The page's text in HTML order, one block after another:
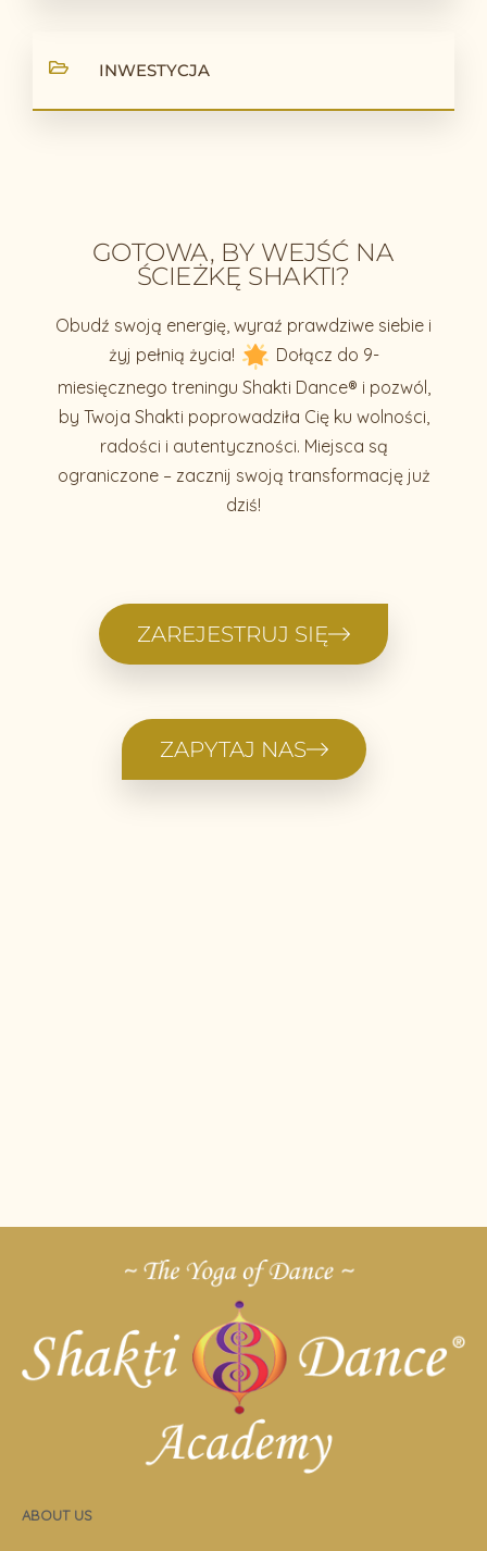
INWESTYCJA
GOTOWA, BY WEJŚĆ NA
ŚCIEŻKĘ SHAKTI?
Obudź swoją energię, wyraź prawdziwe siebie i
żyj pełnią życia!
Dołącz do 9-
miesięcznego treningu Shakti Dance® i pozwól,
by Twoja Shakti poprowadziła Cię ku wolności,
radości i autentyczności. Miejsca są
ograniczone – zacznij swoją transformację już
dziś!
ZAREJESTRUJ SIĘ
ZAPYTAJ NAS
ABOUT US